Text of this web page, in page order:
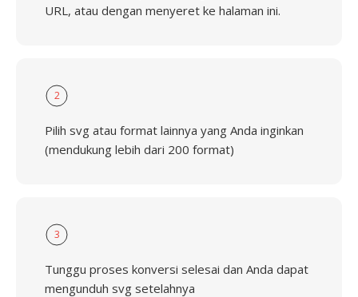
URL, atau dengan menyeret ke halaman ini.
2
Pilih svg atau format lainnya yang Anda inginkan
(mendukung lebih dari 200 format)
3
Tunggu proses konversi selesai dan Anda dapat
mengunduh svg setelahnya